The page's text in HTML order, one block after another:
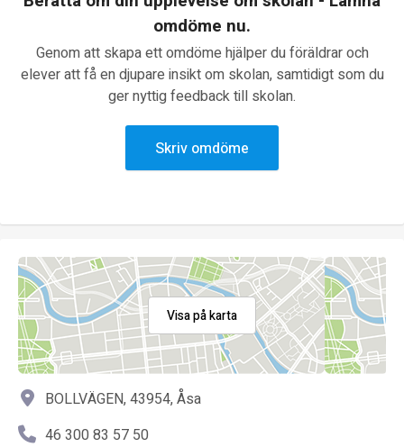
omdöme nu.
Genom att skapa ett omdöme hjälper du föräldrar och
elever att få en djupare insikt om skolan, samtidigt som du
ger nyttig feedback till skolan.
Skriv omdöme
Visa på karta
BOLLVÄGEN, 43954, Åsa
46 300 83 57 50